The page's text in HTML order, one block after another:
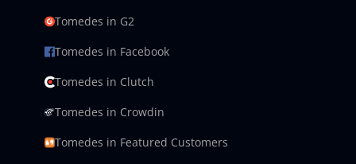
Tomedes in G2
Tomedes in Facebook
Tomedes in Clutch
Tomedes in Crowdin
Tomedes in Featured Customers